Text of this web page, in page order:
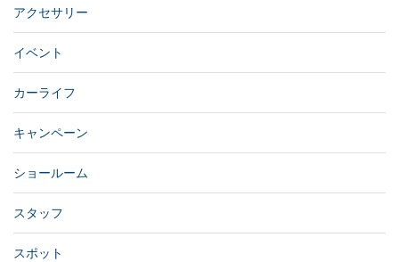
アクセサリー
イベント
カーライフ
キャンペーン
ショールーム
スタッフ
スポット